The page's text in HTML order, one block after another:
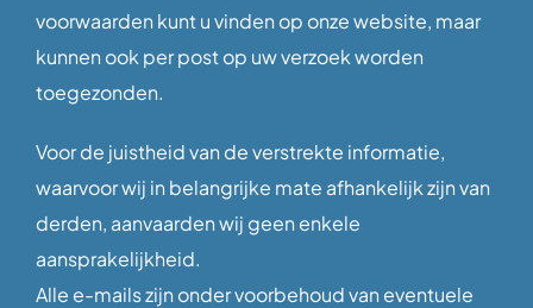
voorwaarden kunt u vinden op onze website, maar
kunnen ook per post op uw verzoek worden
toegezonden.
Voor de juistheid van de verstrekte informatie,
waarvoor wij in belangrijke mate afhankelijk zijn van
derden, aanvaarden wij geen enkele
aansprakelijkheid.
Alle e-mails zijn onder voorbehoud van eventuele